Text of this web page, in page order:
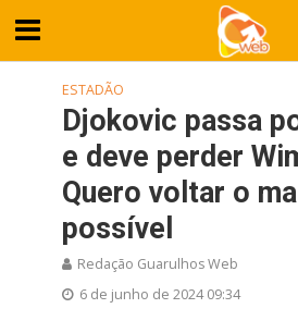
ESTADÃO
Djokovic passa
e deve perder
Quero voltar o
possível
Redação Guarulhos Web
6 de junho de 2024 09:34